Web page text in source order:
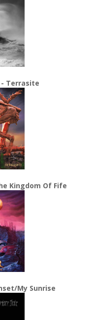
Terrasite
Kingdom Of Fife
My Sunrise